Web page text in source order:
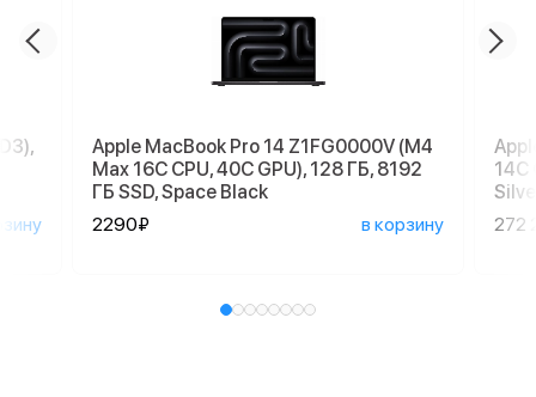
Apple MacBook Pro 14 Z1FG0000V (M4
Max 16C CPU, 40C GPU), 128 ГБ, 8192
ГБ SSD, Space Black
2290₽
в корзину
14C
272